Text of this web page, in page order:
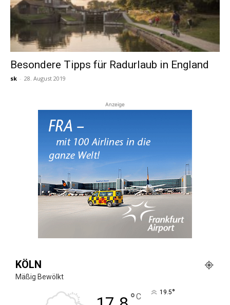
Besondere Tipps für Radurlaub in England
sk - 28. August 2019
Anzeige
KÖLN
Mäßig Bewölkt
°C 19.5°